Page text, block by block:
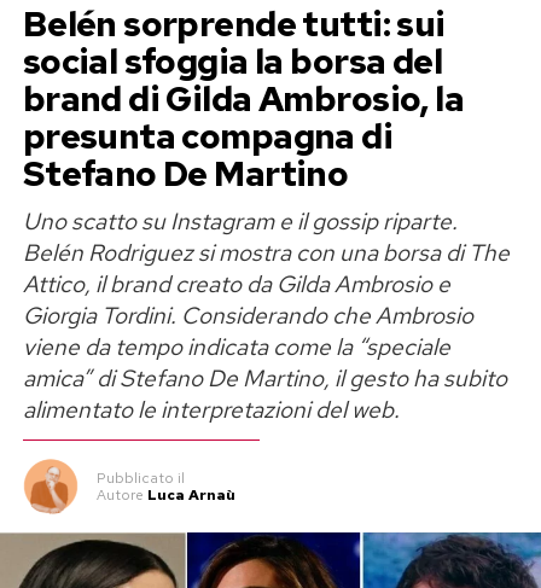
Belén sorprende tutti: sui
social sfoggia la borsa del
brand di Gilda Ambrosio, la
presunta compagna di
Stefano De Martino
Uno scatto su Instagram e il gossip riparte.
Belén Rodriguez si mostra con una borsa di The
Attico, il brand creato da Gilda Ambrosio e
Giorgia Tordini. Considerando che Ambrosio
viene da tempo indicata come la “speciale
amica” di Stefano De Martino, il gesto ha subito
alimentato le interpretazioni del web.
Pubblicato il
Autore Luca Arnaù